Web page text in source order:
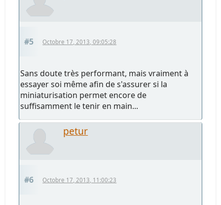
#5 Octobre 17, 2013, 09:05:28
Sans doute très performant, mais vraiment à
essayer soi même afin de s'assurer si la
miniaturisation permet encore de
suffisamment le tenir en main...
petur
#6 Octobre 17, 2013, 11:00:23